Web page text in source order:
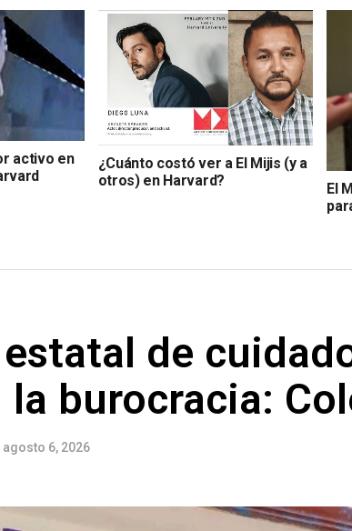
activo en
¿Cuánto costó ver a El Mijis (y a
otros) en Harvard?
El
de
la burocracia:
agosto 6, 2026